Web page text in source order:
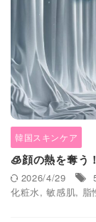
韓国スキンケア
🧊顔の熱を奪う
2026/4/29
化粧水,敏感肌, 脂